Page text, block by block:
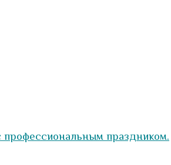
профессиональным праздником.